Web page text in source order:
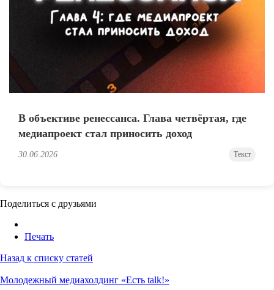
В объективе ренессанса. Глава четвёртая, где
медиапроект стал приносить доход
30.06.2026 Текст
Поделиться с друзьями
Печать
Назад к списку статей
Молодежный медиахолдинг «Есть talk!»